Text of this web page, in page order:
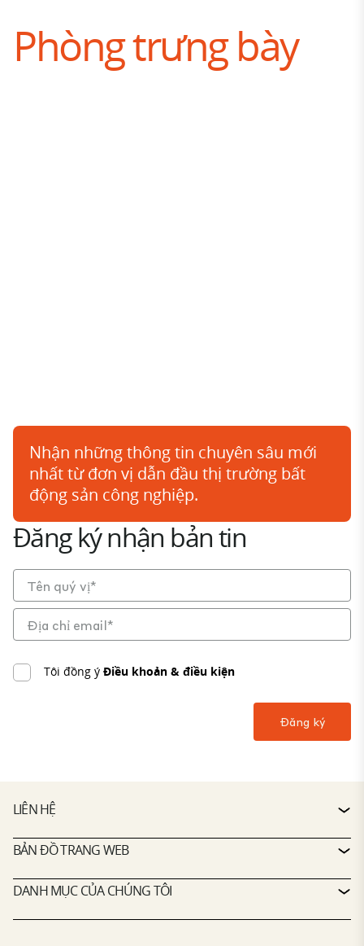
Phòng trưng bày
Đăng ký nhận bản tin
Tôi đồng ý Điều khoản & điều kiện
Nhận những thông tin chuyên sâu mới
nhất từ đơn vị dẫn đầu thị trường bất
động sản công nghiệp.
LIÊN HỆ
LIÊN HỆ
HỖ TRỢ DỊCH VỤ
CHÍNH SÁCH CỦA CTP
BẢN ĐỒ TRANG WEB
TÌM KIẾM BẤT ĐỘNG SẢN
HOẠT ĐỘNG BỀN VỮNG
DANH MỤC CỦA CHÚNG TÔI